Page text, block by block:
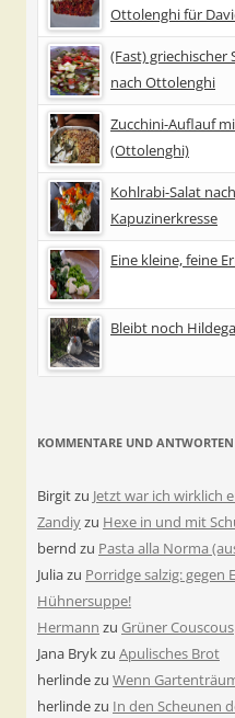
Ottolenghi für
(Fast) griechischer
nach Ottolenghi
Zucchini-Auflauf
(Ottolenghi)
Kohlrabi-Salat
Kapuzinerkresse
Eine kleine, feine
Bleibt noch
KOMMENTARE UND ANTWORTEN
Birgitzu Jetzt war ich wirklich
Zandiyzu Hexe in und mit
bernd zu Pasta alla Norma
Juliazu Porridge salzig:
Hühnersuppe!
Hermann zu Grüner Couscous
Jana Brykzu Apulisches Brot
herlindezu Wenn
herlindezu In den Scheunen